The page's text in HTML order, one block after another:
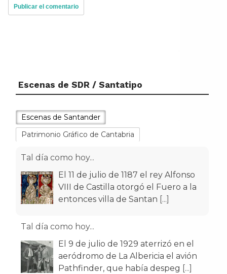
Escenas de SDR / Santatipo
Escenas de Santander
Patrimonio Gráfico de Cantabria
Tal día como hoy...
El 11 de julio de 1187 el rey Alfonso
VIII de Castilla otorgó el Fuero a la
entonces villa de Santan [...]
Tal día como hoy...
El 9 de julio de 1929 aterrizó en el
aeródromo de La Albericia el avión
Pathfinder, que había despeg
[...]